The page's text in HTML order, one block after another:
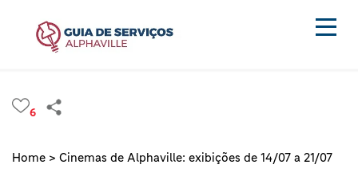
6
Home > Cinemas de Alphaville: exibições de 14/07 a 21/07